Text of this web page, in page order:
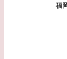
福